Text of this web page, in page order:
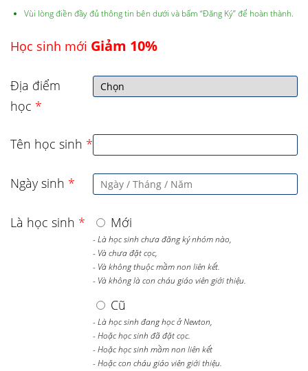
Vùi lòng điền đầy đủ thông tin bên dưới và bấm “Đăng Ký” để hoàn thành.
Học sinh mới Giảm 10%
Địa điểm
học *
Tên học sinh *
Ngày sinh *
Là học sinh * Mới
- Là học sinh chưa đăng ký nhóm nào,
- Và chưa đặt cọc,
- Và không thuộc mầm non liên kết.
- Và không là con cháu giáo viên giới thiệu.
Cũ
- Là học sinh đang học ở Newton,
- Hoặc học sinh đã đặt cọc.
- Hoặc học sinh mầm non liên kết
- Hoặc con cháu giáo viên giới thiệu.